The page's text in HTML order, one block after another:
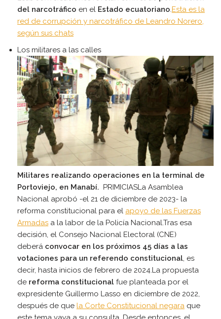
del narcotráfico en el Estado ecuatoriano.Esta es la
red de corrupción y narcotráfico de Leandro Norero,
según sus chats
Los militares a las calles
Militares realizando operaciones en la terminal de
Portoviejo, en Manabí. PRIMICIASLa Asamblea
Nacional aprobó -el 21 de diciembre de 2023- la
reforma constitucional para el apoyo de las Fuerzas
Armadas a la labor de la Policía Nacional.Tras esa
decisión, el Consejo Nacional Electoral (CNE)
deberá convocar en los próximos 45 días a las
votaciones para un referendo constitucional, es
decir, hasta inicios de febrero de 2024.La propuesta
de reforma constitucional fue planteada por el
expresidente Guillermo Lasso en diciembre de 2022,
después de que la Corte Constitucional negara que